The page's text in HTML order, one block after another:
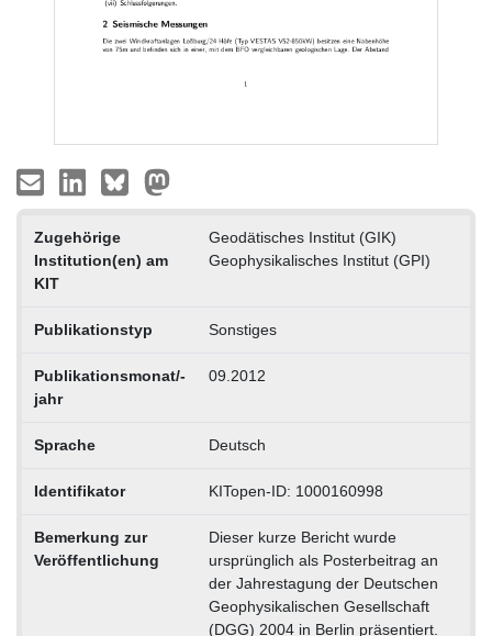
Zugehörige
Institution(en) am
KIT
Geodätisches Institut (GIK)
Geophysikalisches Institut (GPI)
Publikationstyp Sonstiges
Publikationsmonat/-
jahr
09.2012
Sprache Deutsch
Identifikator KITopen-ID: 1000160998
Bemerkung zur
Veröffentlichung
Dieser kurze Bericht wurde
ursprünglich als Posterbeitrag an
der Jahrestagung der Deutschen
Geophysikalischen Gesellschaft
(DGG) 2004 in Berlin präsentiert.